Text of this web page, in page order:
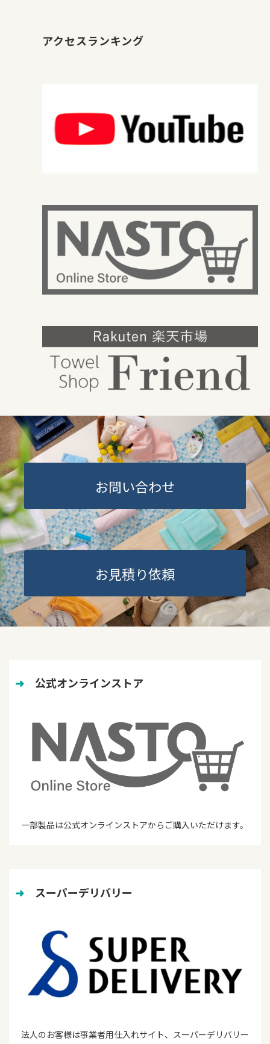
アクセスランキング
お問い合わせ
お見積り依頼
➜ 公式オンラインストア
一部製品は公式オンラインストアからご購入いただけます。
➜ スーパーデリバリー
法人のお客様は事業者用仕入れサイト、スーパーデリバリー